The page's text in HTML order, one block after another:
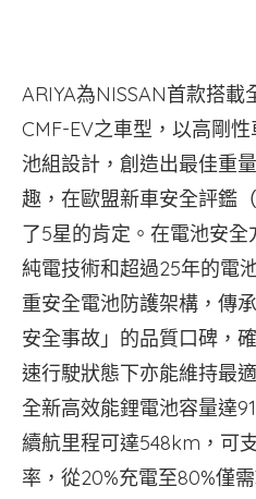
ARIYA為NISSAN首款搭載
CMF-EV之車型，以高剛
池組設計，創造出最佳重
趣，在歐盟新車安全評鑑
了5星的肯定。在電池安
純電技術和超過25年的電
重安全電池防護架構，傳
安全事故」的品質口碑，
速行駛狀態下亦能維持最
全新高效能鋰電池容量達
續航里程可達548km，可
率，從20%充電至80%僅